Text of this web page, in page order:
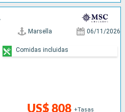
Marsella 06/11/2026
US$ 808 +Tasas
Comidas incluidas